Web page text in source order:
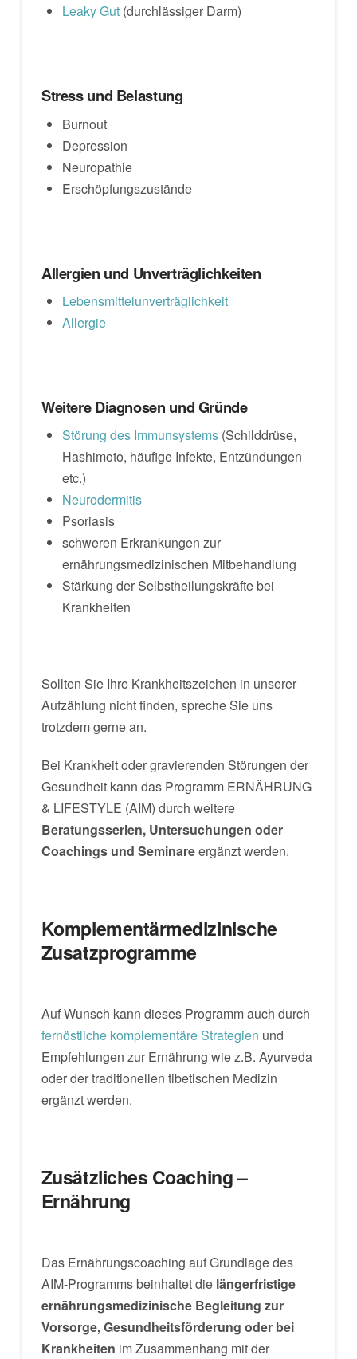
Leaky Gut (durchlässiger Darm)
Stress und Belastung
Burnout
Depression
Neuropathie
Erschöpfungszustände
Allergien und Unverträglichkeiten
Lebensmittelunverträglichkeit
Allergie
Weitere Diagnosen und Gründe
Störung des Immunsystems (Schilddrüse,
Hashimoto, häufige Infekte, Entzündungen
etc.)
Neurodermitis
Psoriasis
schweren Erkrankungen zur
ernährungsmedizinischen Mitbehandlung
Stärkung der Selbstheilungskräfte bei
Krankheiten
Sollten Sie Ihre Krankheitszeichen in unserer
Aufzählung nicht finden, spreche Sie uns
trotzdem gerne an.
Bei Krankheit oder gravierenden Störungen der
Gesundheit kann das Programm ERNÄHRUNG
& LIFESTYLE (AIM) durch weitere
Beratungsserien, Untersuchungen oder
Coachings und Seminareergänzt werden.
Komplementärmedizinische
Zusatzprogramme
Auf Wunsch kann dieses Programm auch durch
fernöstliche komplementäre Strategien und
Empfehlungen zur Ernährung wie z.B. Ayurveda
oder der traditionellen tibetischen Medizin
ergänzt werden.
Zusätzliches Coaching –
Ernährung
Das Ernährungscoaching auf Grundlage des
AIM-Programms beinhaltet die längerfristige
ernährungsmedizinische Begleitung zur
Vorsorge, Gesundheitsförderung oder bei
Krankheiten im Zusammenhang mit der